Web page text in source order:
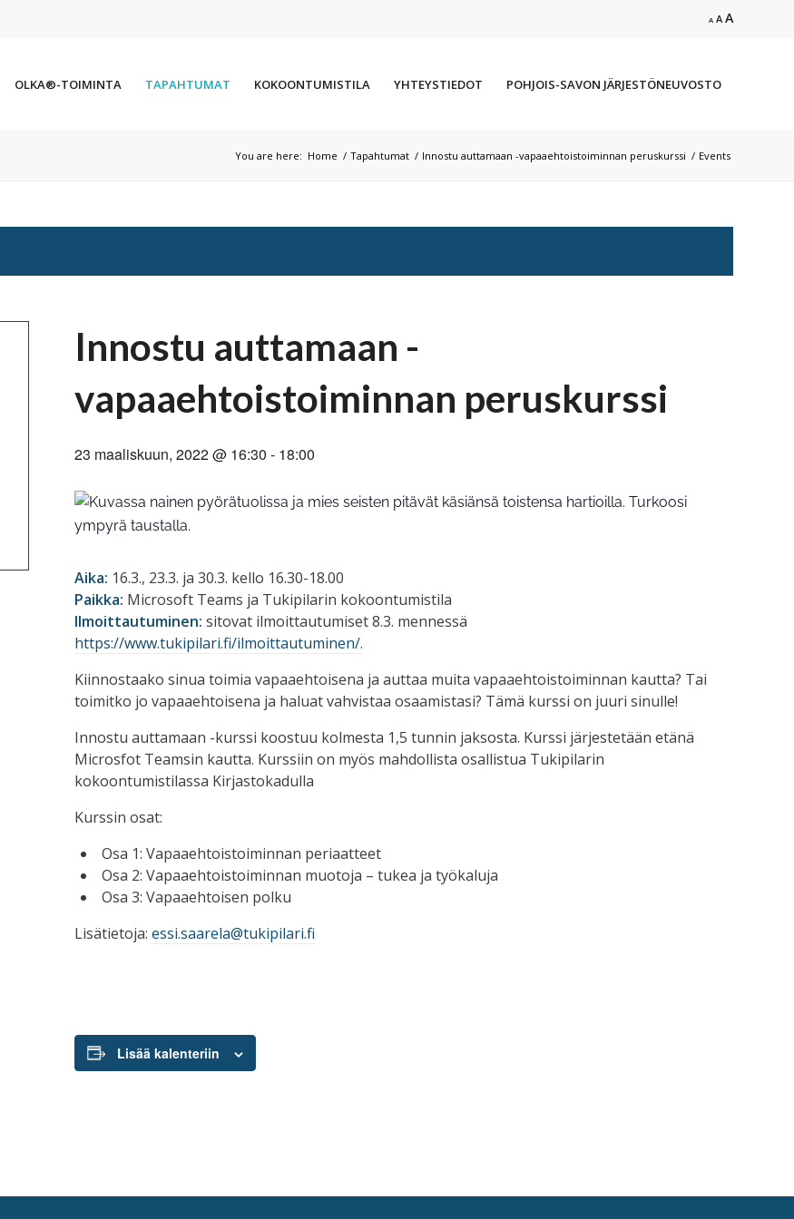
A Decrease
AReset
font
AIncrease
font
OLKA®-TOIMINTA TAPAHTUMAT KOKOONTUMISTILA YHTEYSTIEDOT POHJOIS-SAVON JÄRJESTÖNEUVOSTO
You are here: Home / Tapahtumat / Innostu auttamaan -vapaaehtoistoiminnan peruskurssi / Events
Innostu auttamaan -
vapaaehtoistoiminnan peruskurssi
23 maaliskuun, 2022 @ 16:30 - 18:00
Aika: 16.3., 23.3. ja 30.3. kello 16.30-18.00
Paikka: Microsoft Teams ja Tukipilarin kokoontumistila
Ilmoittautuminen: sitovat ilmoittautumiset8.3. mennessä
https://www.tukipilari.fi/ilmoittautuminen/.
Kiinnostaako sinua toimia vapaaehtoisena ja auttaa muita vapaaehtoistoiminnan kautta? Tai
toimitko jo vapaaehtoisena ja haluat vahvistaa osaamistasi? Tämä kurssi on juuri sinulle!
Innostu auttamaan -kurssi koostuu kolmesta 1,5 tunnin jaksosta. Kurssi järjestetään etänä
Microsfot Teamsin kautta. Kurssiin on myös mahdollista osallistua Tukipilarin
kokoontumistilassa Kirjastokadulla
Kurssin osat:
Osa 1: Vapaaehtoistoiminnan periaatteet
Osa 2: Vapaaehtoistoiminnan muotoja – tukea ja työkaluja
Osa 3: Vapaaehtoisen polku
Lisätietoja: essi.saarela@tukipilari.fi
Lisää kalenteriin